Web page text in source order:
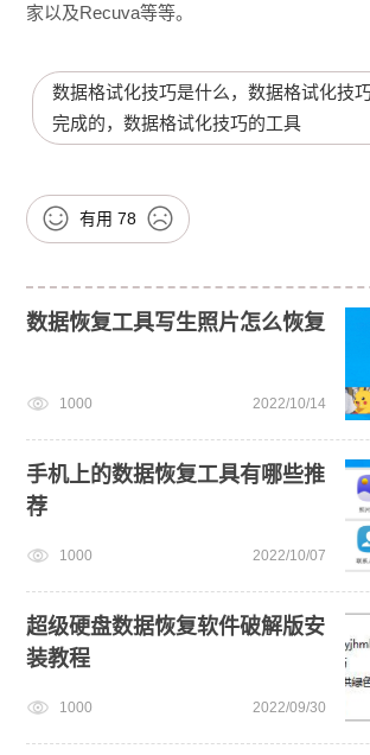
家以及Recuva等等。
数据格试化技巧是什么，数据格试化技
完成的，数据格试化技巧的工具
有用 78
数据恢复工具写生照片怎么恢复
1000 2022/10/14
手机上的数据恢复工具有哪些推
荐
1000 2022/10/07
超级硬盘数据恢复软件破解版安
装教程
1000 2022/09/30